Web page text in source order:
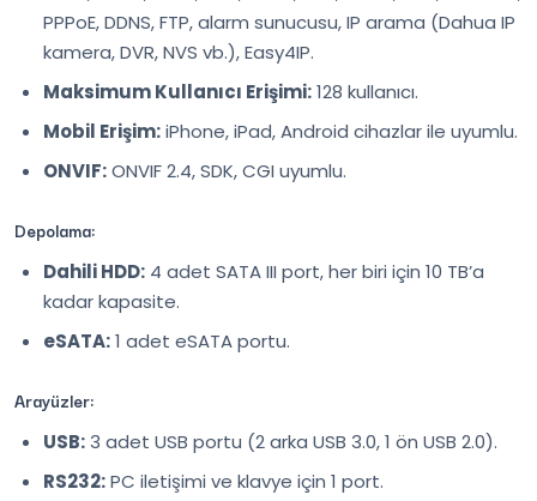
PPPoE, DDNS, FTP, alarm sunucusu, IP arama (Dahua IP
kamera, DVR, NVS vb.), Easy4IP.
Maksimum Kullanıcı Erişimi:128 kullanıcı.
Mobil Erişim:iPhone, iPad, Android cihazlar ile uyumlu.
ONVIF:ONVIF 2.4, SDK, CGI uyumlu.
Depolama:
Dahili HDD: 4 adet SATA III port, her biri için 10 TB’a
kadar kapasite.
eSATA:1 adet eSATA portu.
Arayüzler:
USB:3 adet USB portu (2 arka USB 3.0, 1 ön USB 2.0).
RS232:PC iletişimi ve klavye için 1 port.